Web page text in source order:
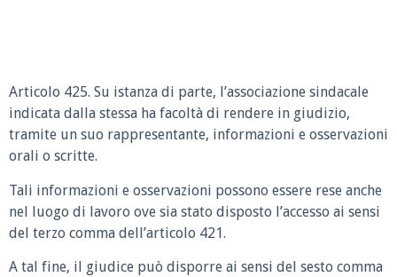
Articolo 425. Su istanza di parte, l’associazione sindacale
indicata dalla stessa ha facoltà di rendere in giudizio,
tramite un suo rappresentante, informazioni e osservazioni
orali o scritte.
Tali informazioni e osservazioni possono essere rese anche
nel luogo di lavoro ove sia stato disposto l’accesso ai sensi
del terzo comma dell’articolo 421.
A tal fine, il giudice può disporre ai sensi del sesto comma